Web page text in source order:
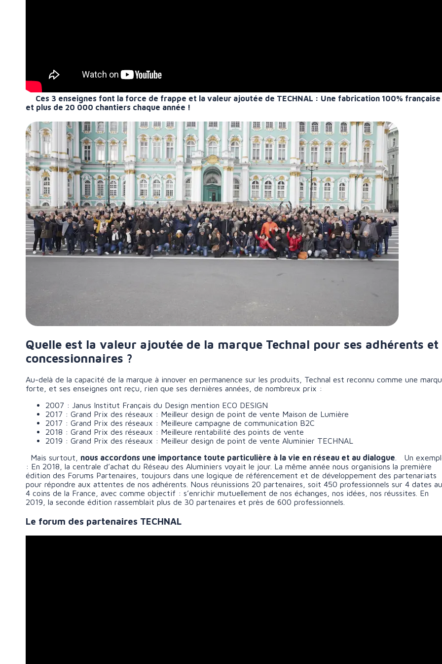
Ces 3 enseignes font la force de frappe et la valeur ajoutée de TECHNAL : Une fabrication 100% française
et plus de 20 000 chantiers chaque année !
Quelle est la valeur ajoutée de la marque Technal pour ses adhérents et
concessionnaires ?
Au-delà de la capacité de la marque à innover en permanence sur les produits, Technal est reconnu comme une
forte, et ses enseignes ont reçu, rien que ses dernières années, de nombreux prix :
2007 : Janus Institut Français du Design mention ECO DESIGN
2017 : Grand Prix des réseaux : Meilleur design de point de vente Maison de Lumière
2017 : Grand Prix des réseaux : Meilleure campagne de communication B2C
2018 : Grand Prix des réseaux : Meilleure rentabilité des points de vente
2019 : Grand Prix des réseaux : Meilleur design de point de vente Aluminier TECHNAL
Mais surtout, nous accordons une importance toute particulière à la vie en réseau et au dialogue . Un
: En 2018, la centrale d’achat du Réseau des Aluminiers voyait le jour. La même année nous organisions la première
édition des Forums Partenaires, toujours dans une logique de référencement et de développement des partenariats
pour répondre aux attentes de nos adhérents. Nous réunissions 20 partenaires, soit 450 professionnels sur 4 dates
4 coins de la France, avec comme objectif : s’enrichir mutuellement de nos échanges, nos idées, nos réussites. En
2019, la seconde édition rassemblait plus de 30 partenaires et près de 600 professionnels.
Le forum des partenaires TECHNAL